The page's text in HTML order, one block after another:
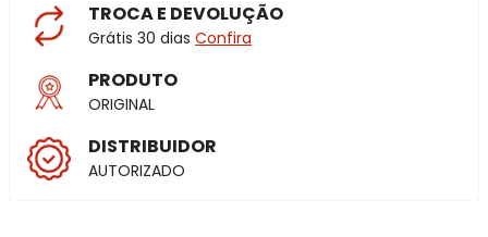
TROCA E DEVOLUÇÃO
Grátis 30 dias Confira
PRODUTO
ORIGINAL
DISTRIBUIDOR
AUTORIZADO